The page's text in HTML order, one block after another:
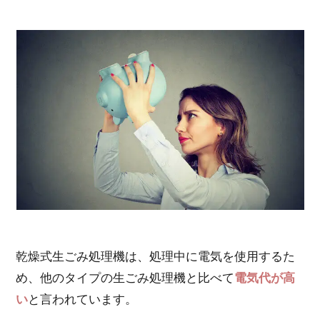
乾燥式生ごみ処理機は、処理中に電気を使用するた
め、他のタイプの生ごみ処理機と比べて電気代が高
いと言われています。